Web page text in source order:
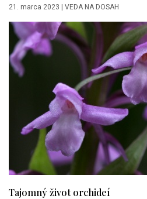
21. marca 2023 | VEDA NA DOSAH
Tajomný život orchideí